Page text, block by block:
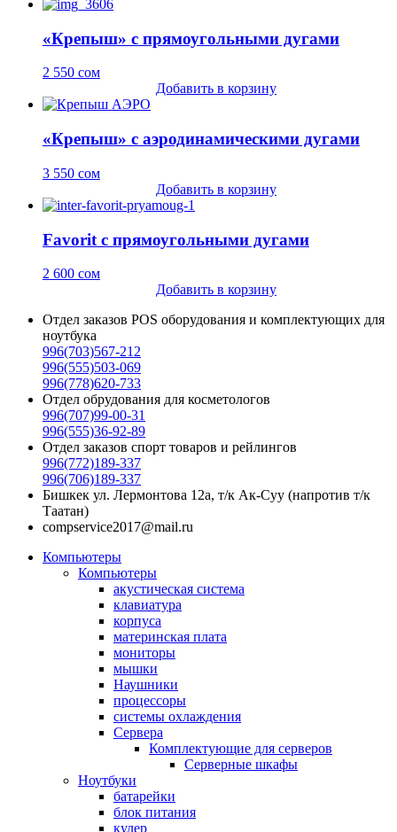
«Крепыш» с прямоугольными дугами
2 550 сом
Добавить в корзину
«Крепыш» с аэродинамическими дугами
3 550 сом
Добавить в корзину
Favorit с прямоугольными дугами
2 600 сом
Добавить в корзину
Отдел заказов POS оборудования и комплектующих для
ноутбука
996(703)567-212
996(555)503-069
996(778)620-733
Отдел обрудования для косметологов
996(707)99-00-31
996(555)36-92-89
Отдел заказов спорт товаров и рейлингов
996(772)189-337
996(706)189-337
Бишкек ул. Лермонтова 12а, т/к Ак-Суу (напротив т/к
Таатан)
compservice2017@mail.ru
Компьютеры
Компьютеры
акустическая система
клавиатура
корпуса
материнская плата
мониторы
мышки
Наушники
процессоры
системы охлаждения
Сервера
Комплектующие для серверов
Серверные шкафы
Ноутбуки
батарейки
блок питания
кулер